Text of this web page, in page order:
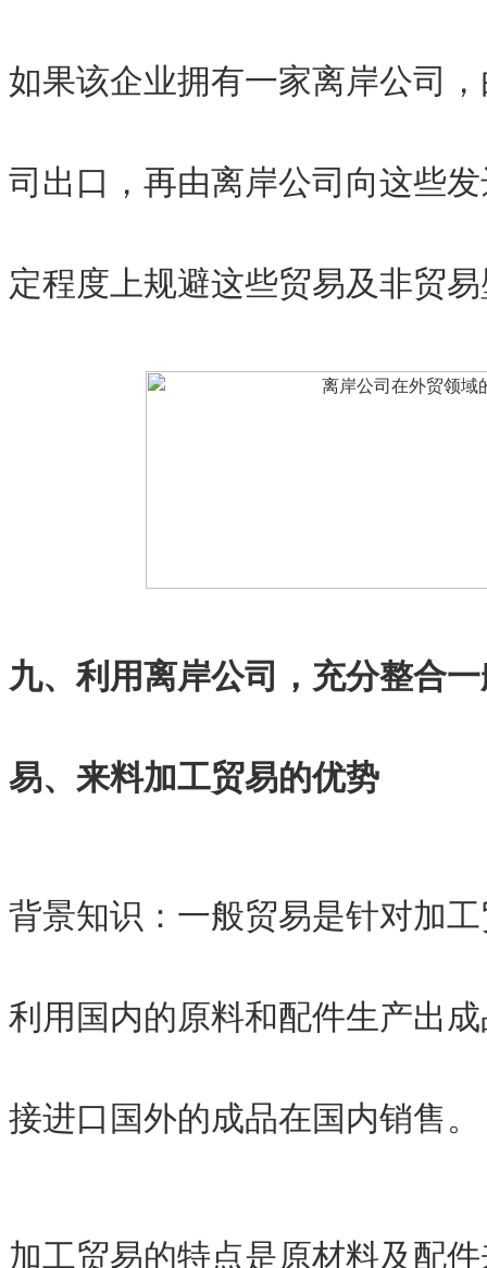
如果该企业拥有一家离岸公司
司出口，再由离岸公司向这些
定程度上规避这些贸易及非贸
九、利用离岸公司，充分整合
易、来料加工贸易的优势
背景知识：一般贸易是针对加
利用国内的原料和配件生产出
接进口国外的成品在国内销售。
加工贸易的特点是原材料及配